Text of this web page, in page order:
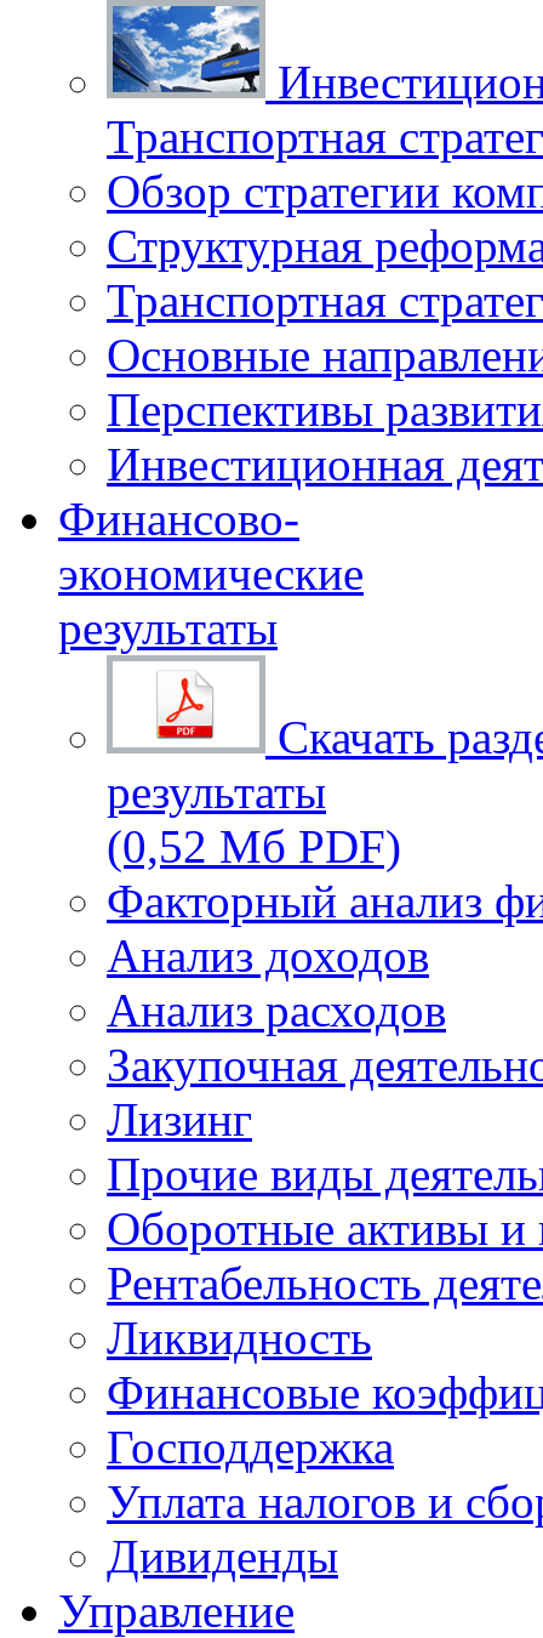
Транспортная
Обзор стратегии
Структурная
Транспортная
Основные
Перспективы
Инвестиционная
Финансово-
экономические
результаты
Скачать
результаты
(0,52 Мб PDF)
Факторный анализ
Анализ доходов
Анализ расходов
Закупочная
Лизинг
Прочие виды
Оборотные активы и
Рентабельность
Ликвидность
Финансовые
Господдержка
Уплата налогов и
Дивиденды
Управление